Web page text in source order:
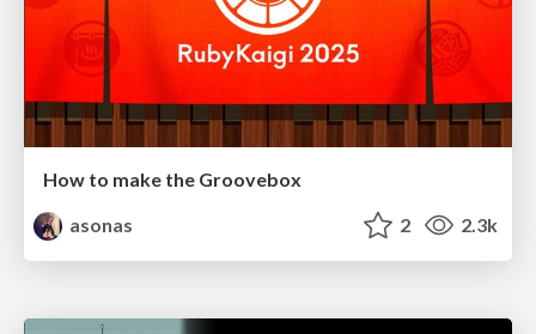
How to make the Groovebox
asonas
2 2.3k